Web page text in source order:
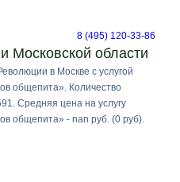
8 (495) 120-33-86
Московской области
в Москве с услугой
общепита». Количество
Средняя цена на услугу
общепита» - nan руб. (0 руб).